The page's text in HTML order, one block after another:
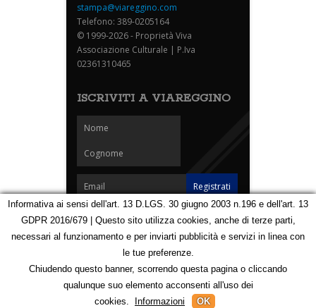
stampa@viareggino.com
Telefono: 389-0205164
© 1999-2026 - Proprietà Viva
Associazione Culturale | P.Iva
02361310465
ISCRIVITI A VIAREGGINO
Homepage Notizie Speciali Eventi
Foto Carnevale
Mappa
123162502
Informativa ai sensi dell'art. 13 D.LGS. 30 giugno 2003 n.196 e dell'art. 13
GDPR 2016/679 | Questo sito utilizza cookies, anche di terze parti,
necessari al funzionamento e per inviarti pubblicità e servizi in linea con
le tue preferenze.
Chiudendo questo banner, scorrendo questa pagina o cliccando
qualunque suo elemento acconsenti all'uso dei
cookies.
Informazioni OK